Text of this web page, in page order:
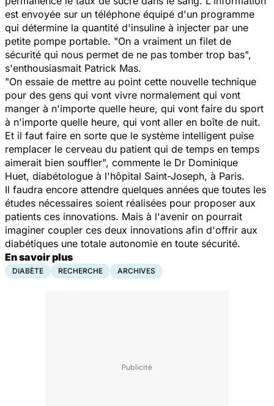
est envoyée sur un téléphone équipé d'un programme
qui détermine la quantité d'insuline à injecter par une
petite pompe portable. "On a vraiment un filet de
sécurité qui nous permet de ne pas tomber trop bas",
s'enthousiasmait Patrick Mas.
"On essaie de mettre au point cette nouvelle technique
pour des gens qui vont vivre normalement qui vont
manger à n'importe quelle heure, qui vont faire du sport
à n'importe quelle heure, qui vont aller en boîte de nuit.
Et il faut faire en sorte que le système intelligent puise
remplacer le cerveau du patient qui de temps en temps
aimerait bien souffler", commente le Dr Dominique
Huet, diabétologue à l'hôpital Saint-Joseph, à Paris.
Il faudra encore attendre quelques années que toutes les
études nécessaires soient réalisées pour proposer aux
patients ces innovations. Mais à l'avenir on pourrait
imaginer coupler ces deux innovations afin d'offrir aux
diabétiques une totale autonomie en toute sécurité.
En savoir plus
DIABÈTE RECHERCHE ARCHIVES